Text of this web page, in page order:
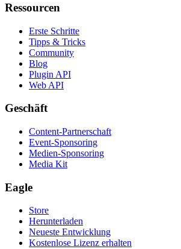
Ressourcen
Erste Schritte
Tipps & Tricks
Community
Blog
Plugin API
Web API
Geschäft
Content-Partnerschaft
Event-Sponsoring
Medien-Sponsoring
Media Kit
Eagle
Store
Herunterladen
Neueste Entwicklung
Kostenlose Lizenz erhalten